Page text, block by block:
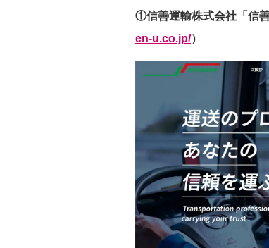
①信善運輸株式会社「信
en-u.co.jp/）